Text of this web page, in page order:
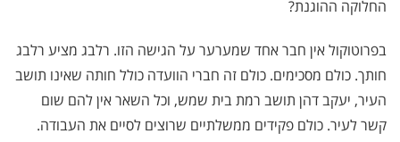
החלוקה ההוגנת?
בפרוטוקול אין חבר אחד שמערער על הגישה הזו. רלבג מציע רלבג
חותך. כולם מסכימים. כולם זה חברי הוועדה כולל חותה שאינו תושב
העיר, יעקב דהן תושב רמת בית שמש, וכל השאר אין להם שום
קשר לעיר. כולם פקידים ממשלתיים שרוצים לסיים את העבודה.